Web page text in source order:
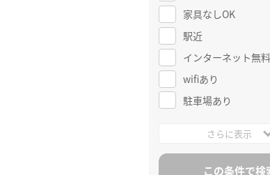
家具なしOK
駅近
インターネット無料
wifiあり
駐車場あり
さらに表示